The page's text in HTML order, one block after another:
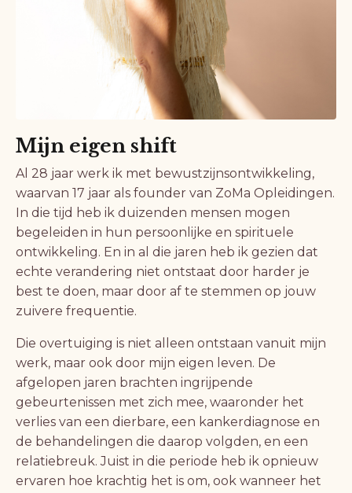
Mijn eigen shift
Al 28 jaar werk ik met bewustzijnsontwikkeling,
waarvan 17 jaar als founder van ZoMa Opleidingen.
In die tijd heb ik duizenden mensen mogen
begeleiden in hun persoonlijke en spirituele
ontwikkeling. En in al die jaren heb ik gezien dat
echte verandering niet ontstaat door harder je
best te doen, maar door af te stemmen op jouw
zuivere frequentie.
Die overtuiging is niet alleen ontstaan vanuit mijn
werk, maar ook door mijn eigen leven. De
afgelopen jaren brachten ingrijpende
gebeurtenissen met zich mee, waaronder het
verlies van een dierbare, een kankerdiagnose en
de behandelingen die daarop volgden, en een
relatiebreuk. Juist in die periode heb ik opnieuw
ervaren hoe krachtig het is om, ook wanneer het